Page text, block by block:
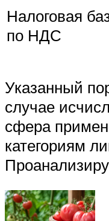
Налоговая
по НДС
Указанный
случае
сфера
категориям